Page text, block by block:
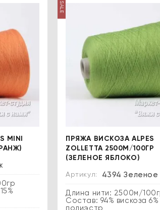
MINI
SALE
ПРЯЖА ВИСКОЗА ALPES
ZOLLETTA 2500М/100ГР
(ЗЕЛЕНОЕ ЯБЛОКО)
Артикул: 4394 Зеленое
Длина нити: 2500м/
Состав: 94% вискоза 6%
полиэстр